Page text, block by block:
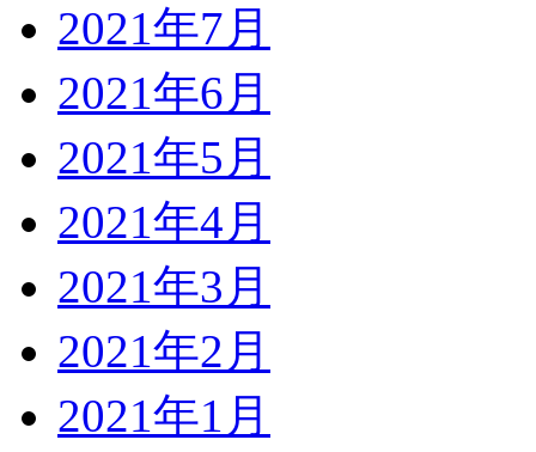
2021年7月
2021年6月
2021年5月
2021年4月
2021年3月
2021年2月
2021年1月